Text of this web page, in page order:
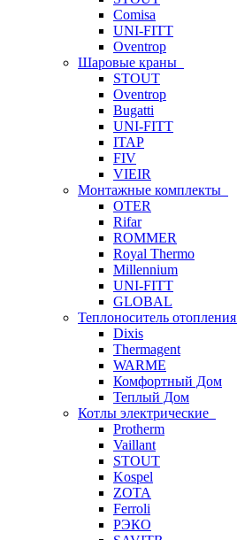
Comisa
UNI-FITT
Oventrop
Шаровые краны
STOUT
Oventrop
Bugatti
UNI-FITT
ITAP
FIV
VIEIR
Монтажные комплекты
OTER
Rifar
ROMMER
Royal Thermo
Millennium
UNI-FITT
GLOBAL
Теплоноситель отопления
Dixis
Thermagent
WARME
Комфортный Дом
Теплый Дом
Котлы электрические
Protherm
Vaillant
STOUT
Kospel
ZOTA
Ferroli
РЭКО